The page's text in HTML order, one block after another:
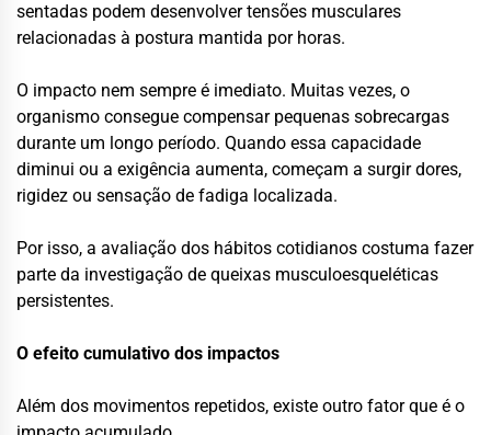
sentadas podem desenvolver tensões musculares
relacionadas à postura mantida por horas.
O impacto nem sempre é imediato. Muitas vezes, o
organismo consegue compensar pequenas sobrecargas
durante um longo período. Quando essa capacidade
diminui ou a exigência aumenta, começam a surgir dores,
rigidez ou sensação de fadiga localizada.
Por isso, a avaliação dos hábitos cotidianos costuma fazer
parte da investigação de queixas musculoesqueléticas
persistentes.
O efeito cumulativo dos impactos
Além dos movimentos repetidos, existe outro fator que é o